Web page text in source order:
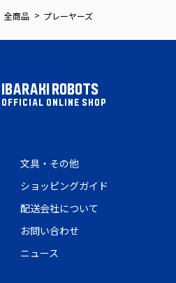
全商品 プレーヤーズ
IBARAKI ROBOTS
OFFICIAL ONLINE SHOP
文具・その他
ショッピングガイド
配送会社について
お問い合わせ
ニュース